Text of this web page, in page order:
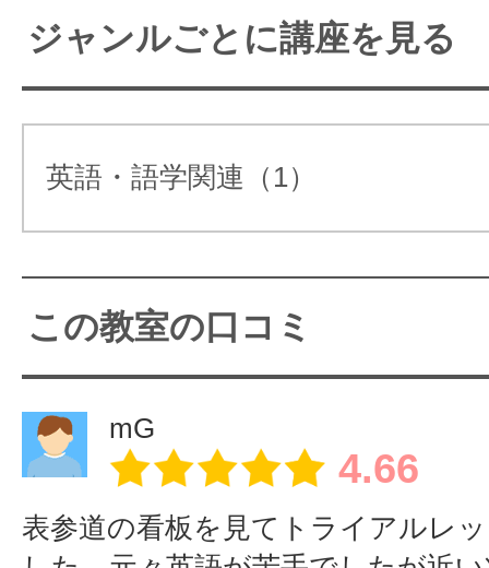
ら徒歩５分
英語もフランス語も同時に
まず、あなたの習いたい内容を教
どうしたら会話が話せるようにな
を分かりやすく教えます。全ての
上達します。
ジャンルごとに講座を見る
英語・語学関連（1）
この教室の口コミ
mG
4.66
表参道の看板を見てトライアルレ